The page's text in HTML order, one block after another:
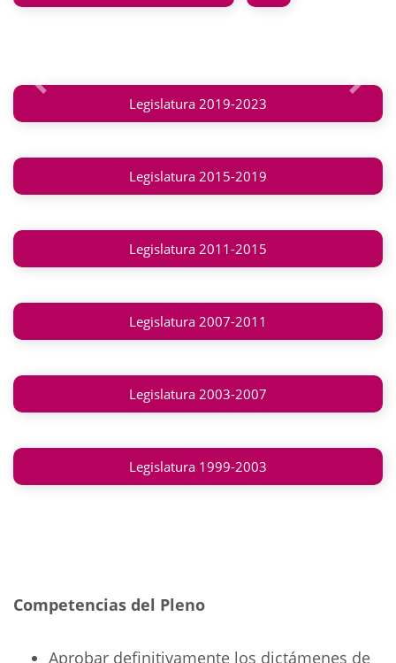
Anterior Legislatura 2019-2023
Legislatura 2015-2019
Legislatura 2011-2015
Legislatura 2007-2011
Legislatura 2003-2007
Legislatura 1999-2003
Competencias del Pleno
Aprobar definitivamente los dictámenes de